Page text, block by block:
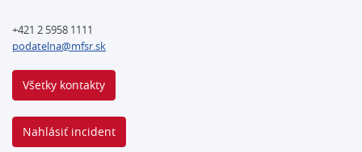
+421 2 5958 1111
podatelna@mfsr.sk
Všetky kontakty
Nahlásiť incident